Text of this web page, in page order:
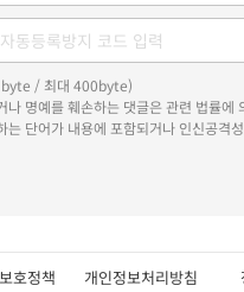
byte / 최대 400byte)
명예를 훼손하는 댓글은 관련 법률에
단어가 내용에 포함되거나 인신공격
보호정책 개인정보처리방침